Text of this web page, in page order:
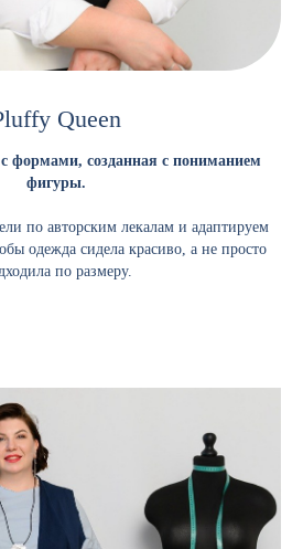
Queen
формами, созданная с пониманием
фигуры.
по авторским лекалам и адаптируем
одежда сидела красиво, а не просто
по размеру.